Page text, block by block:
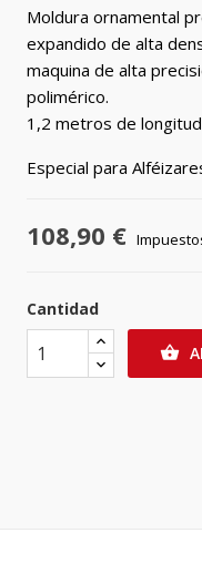
Moldura ornamental
expandido de alta
maquina de alta
polimérico.
1,2 metros de
Especial para
108,90 €
Cantidad
